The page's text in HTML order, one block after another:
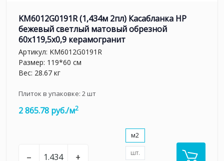
KM6012G0191R (1,434м 2пл) Касабланка HP
бежевый светлый матовый обрезной
60x119,5x0,9 керамогранит
Артикул: KM6012G0191R
Размер: 119*60 см
Вес: 28.67 кг
Плиток в упаковке: 2шт
2 865.78 руб./м2
– +
м2
шт.